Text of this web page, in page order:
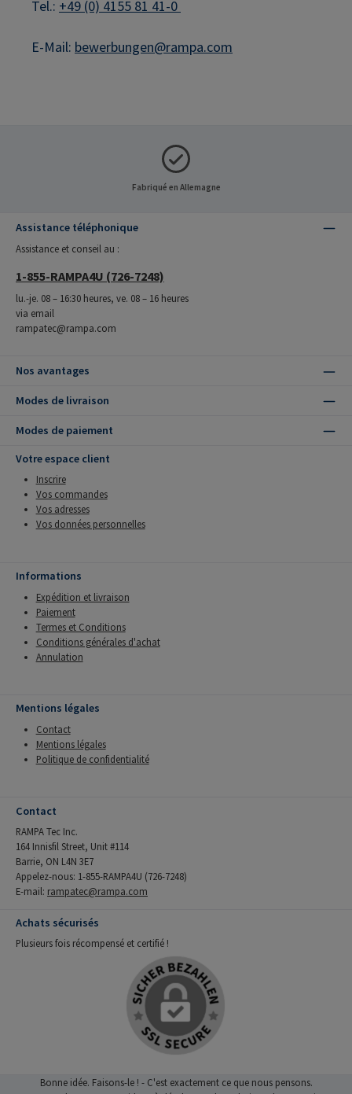
Tel.: +49 (0) 4155 81 41-0
E-Mail: bewerbungen@rampa.com
Fabriqué en Allemagne
Assistance téléphonique
Assistance et conseil au :
1-855-RAMPA4U (726-7248)
lu.-je. 08 – 16:30 heures, ve. 08 – 16 heures
via email
rampatec@rampa.com
Nos avantages
Modes de livraison
Modes de paiement
Votre espace client
Inscrire
Vos commandes
Vos adresses
Vos données personnelles
Informations
Expédition et livraison
Paiement
Termes et Conditions
Conditions générales d'achat
Annulation
Mentions légales
Contact
Mentions légales
Politique de confidentialité
Contact
RAMPA Tec Inc.
164 Innisfil Street, Unit #114
Barrie, ON L4N 3E7
Appelez-nous: 1-855-RAMPA4U (726-7248)
E-mail: rampatec@rampa.com
Achats sécurisés
Plusieurs fois récompensé et certifié !
Bonne idée. Faisons-le ! - C'est exactement ce que nous pensons.